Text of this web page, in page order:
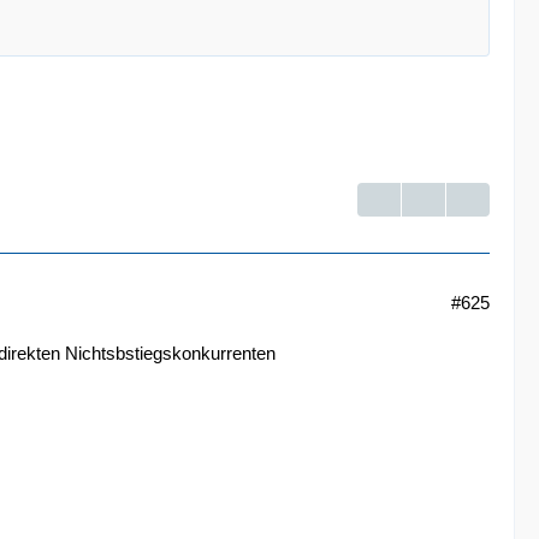
#625
Nichtsbstiegskonkurrenten